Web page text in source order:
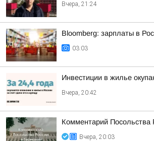
Вчера, 21:24
Bloomberg: зарплаты в
03:03
Инвестиции в жилье
Вчера, 20:42
Комментарий Посольства
Вчера, 20:03